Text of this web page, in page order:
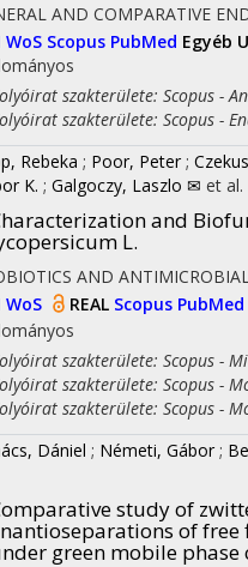
AND COMPARATIVE
WoS Scopus PubMed Egyéb
szakterülete: Scopus -
szakterülete: Scopus -
Rebeka ; Poor, Peter ;
K. ; Galgoczy, Laszlo ✉ et al.
and
L.
AND
WoS REAL Scopus PubMed
szakterülete: Scopus -
szakterülete: Scopus -
szakterülete: Scopus -
Dániel ; Németi, Gábor ;
study of
of
green mobile phase